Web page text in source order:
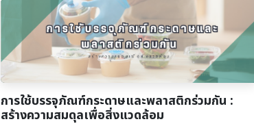
การใช้บรรจุภัณฑ์กระดาษและพลาสติกร่วมกัน :
สร้างความสมดุลเพื่อสิ่งแวดล้อม